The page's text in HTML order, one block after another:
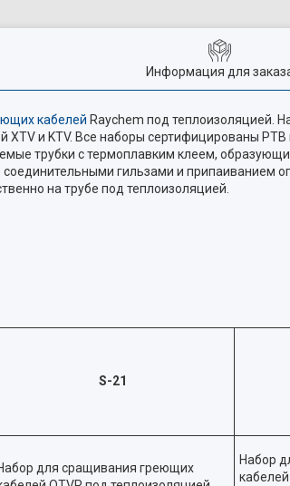
Информация для
кабелей Raychem под теплоизоляцией.
и KTV. Все наборы сертифицированы РТВ
трубки с термоплавким клеем,
гильзами и припаиванием
на трубе под теплоизоляцией.
S-21
для сращивания греющих
Набор